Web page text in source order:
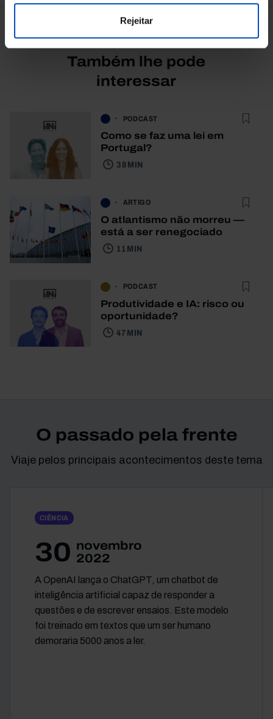
Rejeitar
Também lhe pode
interessar
PODCAST
Como se faz uma lei em
Portugal?
38 MIN
ARTIGO
O atlantismo não morreu —
está a ser renegociado
11 MIN
PODCAST
Produtividade e IA: risco ou
oportunidade?
47 MIN
O passado pela frente
Viaje pelos principais acontecimentos deste tema
CIÊNCIA
30 novembro
2022
A OpenAI lança o ChatGPT, um chatbot de
inteligência artificial capaz de responder a
questões e de escrever ensaios. Este modelo
foi treinado em textos que um ser humano
demoraria 5000 anos a ler.